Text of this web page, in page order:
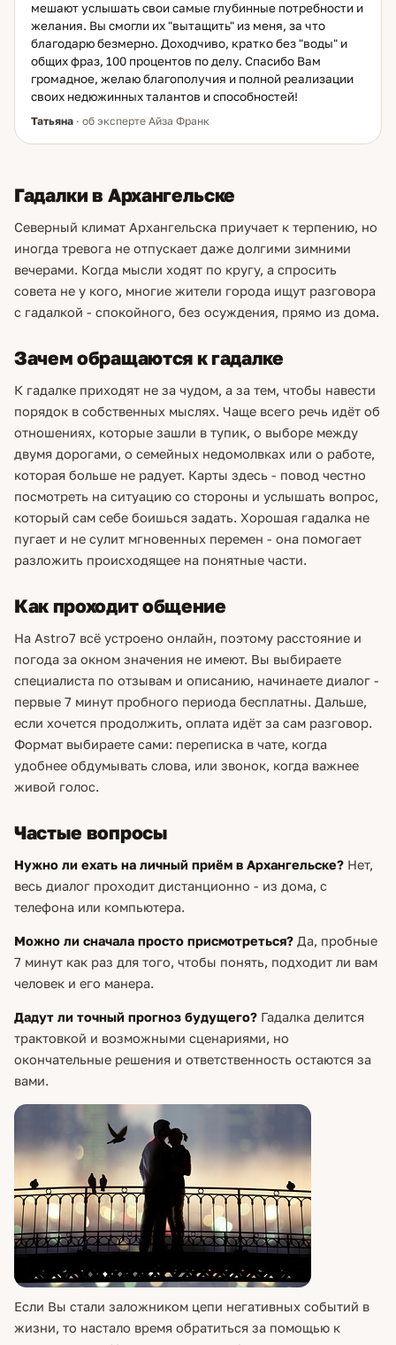
мешают услышать свои самые глубинные потребности и
желания. Вы смогли их "вытащить" из меня, за что
благодарю безмерно. Доходчиво, кратко без "воды" и
общих фраз, 100 процентов по делу. Спасибо Вам
громадное, желаю благополучия и полной реализации
своих недюжинных талантов и способностей!
Татьяна · об эксперте Айза Франк
Гадалки в Архангельске
Северный климат Архангельска приучает к терпению, но
иногда тревога не отпускает даже долгими зимними
вечерами. Когда мысли ходят по кругу, а спросить
совета не у кого, многие жители города ищут разговора
с гадалкой - спокойного, без осуждения, прямо из дома.
Зачем обращаются к гадалке
К гадалке приходят не за чудом, а за тем, чтобы навести
порядок в собственных мыслях. Чаще всего речь идёт об
отношениях, которые зашли в тупик, о выборе между
двумя дорогами, о семейных недомолвках или о работе,
которая больше не радует. Карты здесь - повод честно
посмотреть на ситуацию со стороны и услышать вопрос,
который сам себе боишься задать. Хорошая гадалка не
пугает и не сулит мгновенных перемен - она помогает
разложить происходящее на понятные части.
Как проходит общение
На Astro7 всё устроено онлайн, поэтому расстояние и
погода за окном значения не имеют. Вы выбираете
специалиста по отзывам и описанию, начинаете диалог -
первые 7 минут пробного периода бесплатны. Дальше,
если хочется продолжить, оплата идёт за сам разговор.
Формат выбираете сами: переписка в чате, когда
удобнее обдумывать слова, или звонок, когда важнее
живой голос.
Частые вопросы
Нужно ли ехать на личный приём в Архангельске? Нет,
весь диалог проходит дистанционно - из дома, с
телефона или компьютера.
Можно ли сначала просто присмотреться? Да, пробные
7 минут как раз для того, чтобы понять, подходит ли вам
человек и его манера.
Дадут ли точный прогноз будущего? Гадалка делится
трактовкой и возможными сценариями, но
окончательные решения и ответственность остаются за
вами.
Если Вы стали заложником цепи негативных событий в
жизни, то настало время обратиться за помощью к